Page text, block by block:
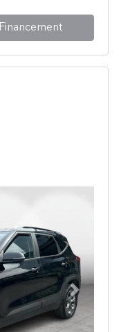
Financement
Next